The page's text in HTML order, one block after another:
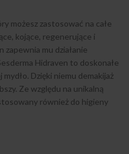
możesz zastosować na całe
kojące, regenerujące i
zapewnia mu działanie
Hidraven to doskonałe
Dzięki niemu demakijaż
Ze względu na unikalną
również do higieny